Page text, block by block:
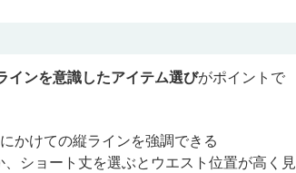
インを意識したアイテム選びがポイントで
かけての縦ラインを強調できる
ショート丈を選ぶとウエスト位置が高く見